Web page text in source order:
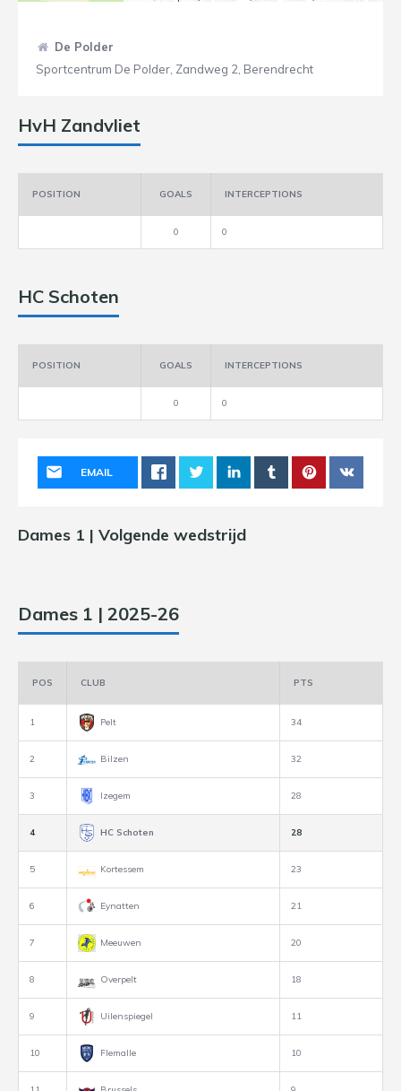
De Polder
Sportcentrum De Polder, Zandweg 2, Berendrecht
HvH Zandvliet
POSITION GOALS INTERCEPTIONS
0 0
HC Schoten
POSITION GOALS INTERCEPTIONS
0 0
EMAIL
Dames 1 | Volgende wedstrijd
Dames 1 | 2025-26
POS CLUB PTS
1 Pelt 34
2 Bilzen 32
3 Izegem 28
4 HC Schoten 28
5 Kortessem 23
6 Eynatten 21
7 Meeuwen 20
8 Overpelt 18
9 Uilenspiegel 11
10 Flemalle 10